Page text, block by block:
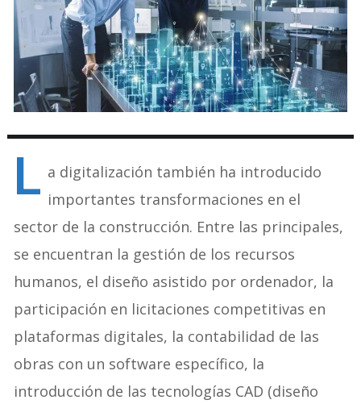
L a digitalización también ha introducido
importantes transformaciones en el
sector de la construcción. Entre las principales,
se encuentran la gestión de los recursos
humanos, el diseño asistido por ordenador, la
participación en licitaciones competitivas en
plataformas digitales, la contabilidad de las
obras con un software específico, la
introducción de las tecnologías CAD (diseño